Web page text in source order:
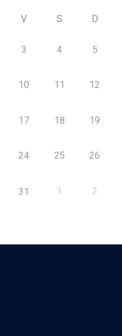
V S D
3 4 5
10 11 12
17 18 19
24 25 26
31 1 2